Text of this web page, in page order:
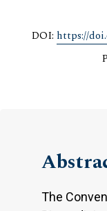
DOI: https://
The